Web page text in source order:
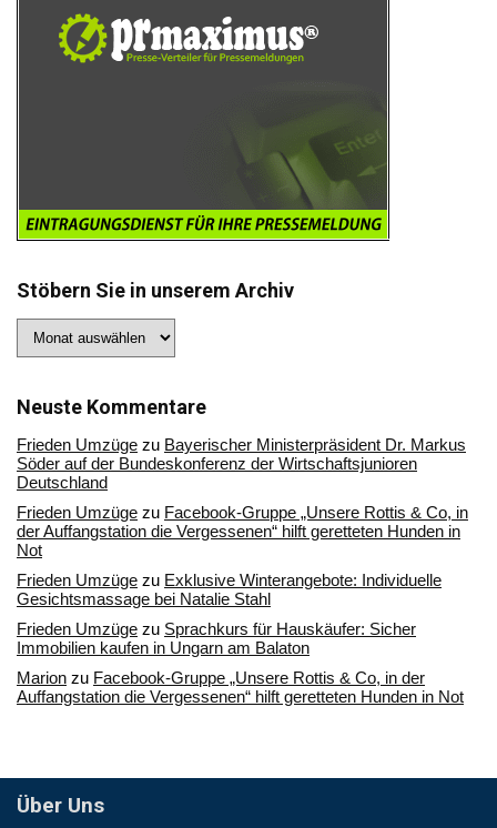
Stöbern Sie in unserem Archiv
Sie
Archiv
Neuste Kommentare
Frieden Umzüge zu Bayerischer Ministerpräsident Dr. Markus
Söder auf der Bundeskonferenz der Wirtschaftsjunioren
Deutschland
Frieden Umzüge zu Facebook-Gruppe „Unsere Rottis & Co, in
der Auffangstation die Vergessenen“ hilft geretteten Hunden in
Not
Frieden Umzüge zu Exklusive Winterangebote: Individuelle
Gesichtsmassage bei Natalie Stahl
Frieden Umzüge zu Sprachkurs für Hauskäufer: Sicher
Immobilien kaufen in Ungarn am Balaton
Marion zu Facebook-Gruppe „Unsere Rottis & Co, in der
Auffangstation die Vergessenen“ hilft geretteten Hunden in Not
Über Uns